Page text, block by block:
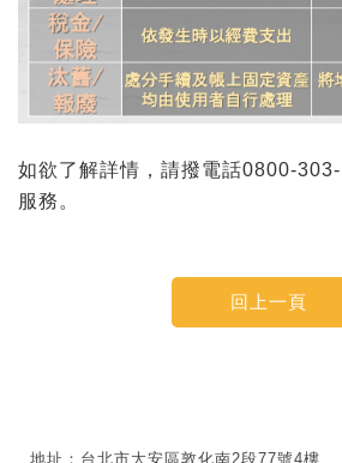
如欲了解詳情，請撥電話0800-
服務。
地址：台北市大安區敦化南2段77號4樓